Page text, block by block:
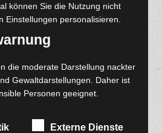
Design
Artwork
Fotografie
können Sie die Nutzung nicht
Einstellungen personalisieren.
die moderate Darstellung nackter
Gewaltdarstellungen. Daher ist
Personen geeignet.
Externe Dienste